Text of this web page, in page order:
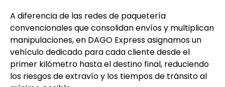
A diferencia de las redes de paquetería
convencionales que consolidan envíos y multiplican
manipulaciones, en DAGO Express asignamos un
vehículo dedicado para cada cliente desde el
primer kilómetro hasta el destino final, reduciendo
los riesgos de extravío y los tiempos de tránsito al